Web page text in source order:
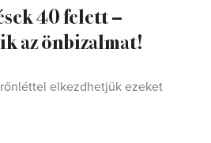
40 felett –
az önbizalmat!
elkezdhetjük ezeket